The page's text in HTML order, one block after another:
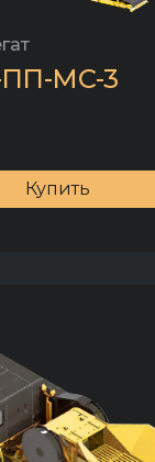
МС-3
Купить